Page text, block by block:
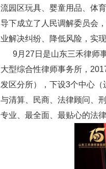
流园区玩具、婴童用品、体
导下成立了人民调解委员会
业解决纠纷、降低风险，实
9月27日是山东三禾律师事
大型综合性律师事务所，
发区分所），下设3个中心
与清算、民商、法律顾问、
专业、最全面、最贴心的法